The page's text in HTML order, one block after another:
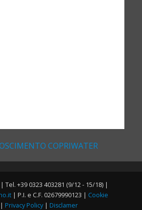
Tel. +39 0323 403281 (9/12 - 15/18) |
| P.I. e C.F. 02679990123 | Cookie
| Privacy Policy | Disclamer